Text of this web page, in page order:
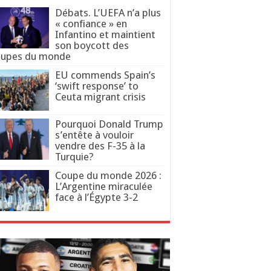
Débats. L’UEFA n’a plus
« confiance » en
Infantino et maintient
son boycott des
du monde
EU commends Spain’s
‘swift response’ to
Ceuta migrant crisis
Pourquoi Donald Trump
s’entête à vouloir
vendre des F-35 à la
Turquie?
Coupe du monde 2026 :
L’Argentine miraculée
face à l’Égypte 3-2
de la Cour européenne
Des détenu·e·s fouettés et